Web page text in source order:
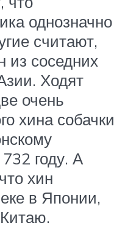
однозначно
считают,
из соседних
Ходят
очень
хина собачки
году. А
хин
в Японии,